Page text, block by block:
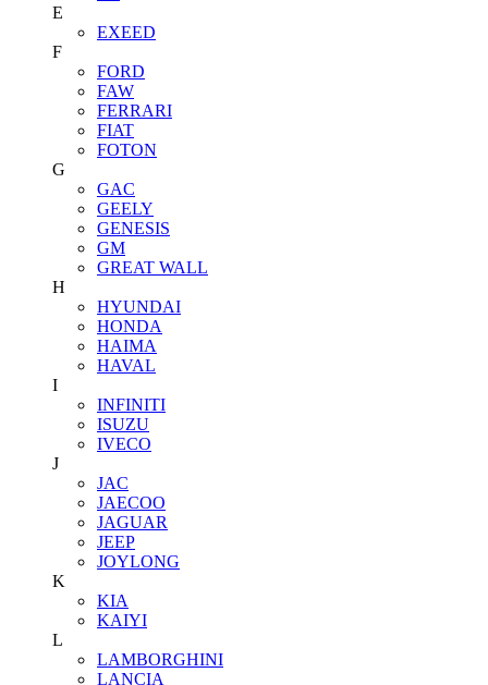
E
EXEED
F
FORD
FAW
FERRARI
FIAT
FOTON
G
GAC
GEELY
GENESIS
GM
GREAT WALL
H
HYUNDAI
HONDA
HAIMA
HAVAL
I
INFINITI
ISUZU
IVECO
J
JAC
JAECOO
JAGUAR
JEEP
JOYLONG
K
KIA
KAIYI
L
LAMBORGHINI
LANCIA